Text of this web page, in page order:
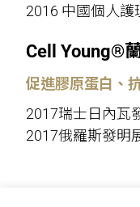
2016 中國個人
Cell Young®
促進膠原蛋白、
2017瑞士日內瓦
2017俄羅斯發明